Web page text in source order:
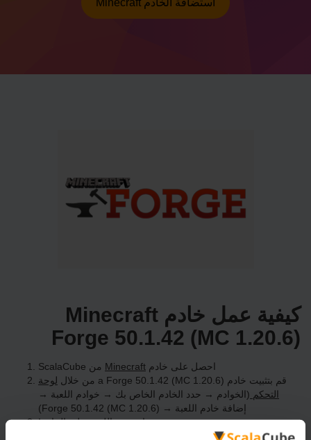
Minecraft استضافة الخادم
كيفية عمل خادم Minecraft
Forge 50.1.42 (MC 1.20.6)
احصل على خادم Minecraft من ScalaCube
قم بتثبيت خادم a Forge 50.1.42 (MC 1.20.6) من خلال
لوحة
التحكم (الخوادم → حدد الخادم الخاص بك → خوادم اللعبة →
إضافة خادم اللعبة → Forge 50.1.42 (MC 1.20.6))
استمتع باللعب على الخادم!